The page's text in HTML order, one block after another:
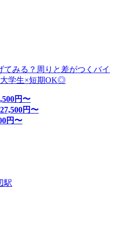
みる？周りと差がつくバイ
学生×短期OK◎
円〜
27,500円〜
円〜
駅